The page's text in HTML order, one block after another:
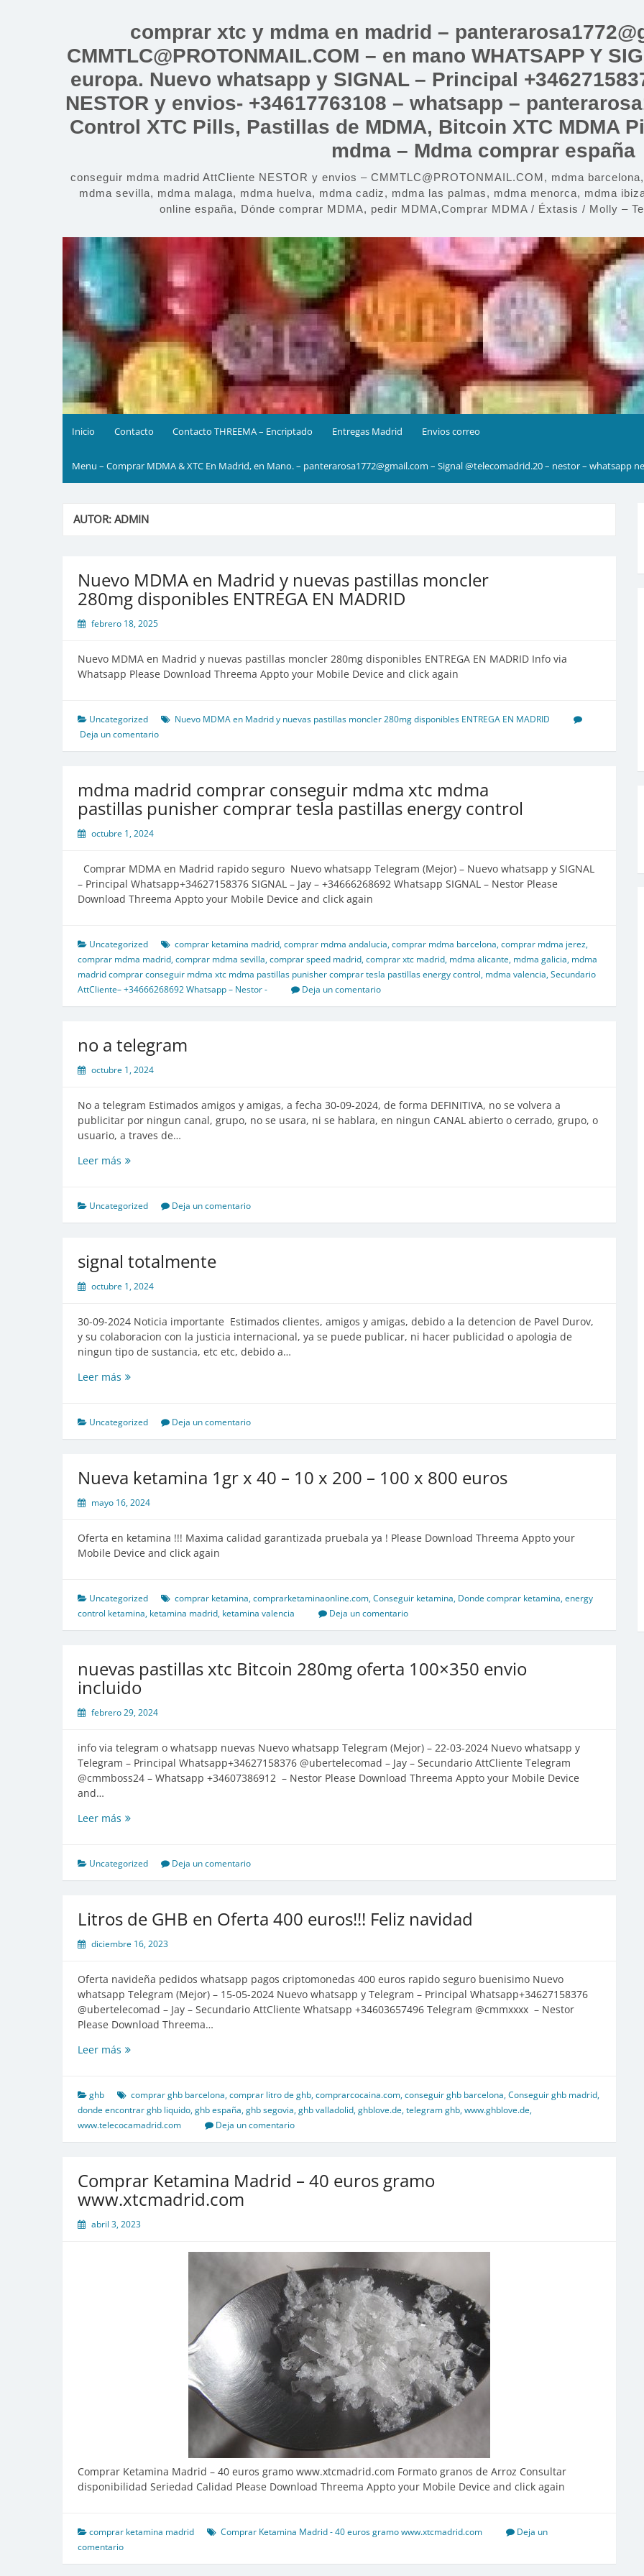
comprar xtc y mdma en madrid –
CMMTLC@PROTONMAIL.COM – en mano WHATSAPP Y
europa. Nuevo whatsapp y SIGNAL – Principal
NESTOR y envios- +34617763108 – whatsapp –
Control XTC Pills, Pastillas de MDMA, Bitcoin XTC MDMA
mdma – Mdma comprar españa
conseguir mdma madrid AttCliente NESTOR y envios – CMMTLC@PROTONMAIL.COM, mdma
mdma sevilla, mdma malaga, mdma huelva, mdma cadiz, mdma las palmas, mdma menorca, mdma
online españa, Dónde comprar MDMA, pedir MDMA,Comprar MDMA / Éxtasis / Molly –
Inicio Contacto Contacto THREEMA – Encriptado Entregas Madrid Envios correo
Menu – Comprar MDMA & XTC En Madrid, en Mano. – panterarosa1772@gmail.com – Signal @telecomadrid.20 – nestor – whatsapp
AUTOR:ADMIN
Nuevo MDMA en Madrid y nuevas pastillas moncler
280mg disponibles ENTREGA EN MADRID
febrero 18, 2025
Nuevo MDMA en Madrid y nuevas pastillas moncler 280mg disponibles ENTREGA EN MADRID Info via
Whatsapp Please Download Threema Appto your Mobile Device and click again
Uncategorized
Nuevo MDMA en Madrid y nuevas pastillas moncler 280mg disponibles ENTREGA EN MADRID
Deja un comentario
mdma madrid comprar conseguir mdma xtc mdma
pastillas punisher comprar tesla pastillas energy control
octubre 1, 2024
Comprar MDMA en Madrid rapido seguro Nuevo whatsapp Telegram (Mejor) – Nuevo whatsapp y SIGNAL
– Principal Whatsapp+34627158376 SIGNAL – Jay – +34666268692 Whatsapp SIGNAL – Nestor Please
Download Threema Appto your Mobile Device and click again
Uncategorized comprar ketamina madrid,comprar mdma andalucia,comprar mdma barcelona,comprar mdma jerez,
comprar mdma madrid,comprar mdma sevilla,comprar speed madrid,comprar xtc madrid, mdma alicante, mdma galicia, mdma
madrid comprar conseguir mdma xtc mdma pastillas punisher comprar tesla pastillas energy control, mdma valencia,Secundario
AttCliente– +34666268692 Whatsapp – Nestor -
Deja un comentario
no a telegram
octubre 1, 2024
No a telegram Estimados amigos y amigas, a fecha 30-09-2024, de forma DEFINITIVA, no se volvera a
publicitar por ningun canal, grupo, no se usara, ni se hablara, en ningun CANAL abierto o cerrado, grupo, o
usuario, a traves de…
Leer más no
Uncategorized Deja un comentario
signal totalmente
octubre 1, 2024
30-09-2024 Noticia importante Estimados clientes, amigos y amigas, debido a la detencion de Pavel Durov,
y su colaboracion con la justicia internacional, ya se puede publicar, ni hacer publicidad o apologia de
ningun tipo de sustancia, etc etc, debido a…
Leer más signal
Uncategorized Deja un comentario
Nueva ketamina 1gr x 40 – 10 x 200 – 100 x 800 euros
mayo 16, 2024
Oferta en ketamina !!! Maxima calidad garantizada pruebala ya ! Please Download Threema Appto your
Mobile Device and click again
Uncategorized comprar ketamina,comprarketaminaonline.com,Conseguir ketamina, Donde comprar ketamina,energy
control ketamina, ketamina madrid, ketamina valencia Deja un comentario
nuevas pastillas xtc Bitcoin 280mg oferta 100×350 envio
incluido
febrero 29, 2024
info via telegram o whatsapp nuevas Nuevo whatsapp Telegram (Mejor) – 22-03-2024 Nuevo whatsapp y
Telegram – Principal Whatsapp+34627158376 @ubertelecomad – Jay – Secundario AttCliente Telegram
@cmmboss24 – Whatsapp +34607386912 – Nestor Please Download Threema Appto your Mobile Device
and…
Leer más nuevas
Bitcoin
280mg
envio
incluido
Uncategorized Deja un comentario
Litros de GHB en Oferta 400 euros!!! Feliz navidad
diciembre 16, 2023
Oferta navideña pedidos whatsapp pagos criptomonedas 400 euros rapido seguro buenisimo Nuevo
whatsapp Telegram (Mejor) – 15-05-2024 Nuevo whatsapp y Telegram – Principal Whatsapp+34627158376
@ubertelecomad – Jay – Secundario AttCliente Whatsapp +34603657496 Telegram @cmmxxxx – Nestor
Please Download Threema…
Leer más Litros
en
Oferta
400
euros!!!
ghb comprar ghb barcelona,comprar litro de ghb,comprarcocaina.com,conseguir ghb barcelona,Conseguir ghb madrid,
donde encontrar ghb liquido,ghb españa,ghb segovia,ghb valladolid,ghblove.de,telegram ghb,www.ghblove.de,
www.telecocamadrid.com
Deja un comentario
Comprar Ketamina Madrid – 40 euros gramo
www.xtcmadrid.com
abril 3, 2023
Comprar Ketamina Madrid – 40 euros gramo www.xtcmadrid.com Formato granos de Arroz Consultar
disponibilidad Seriedad Calidad Please Download Threema Appto your Mobile Device and click again
comprar ketamina madrid Comprar Ketamina Madrid - 40 euros gramo www.xtcmadrid.com
Deja un
comentario